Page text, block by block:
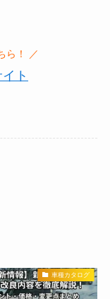
ら！ ／
ト
車種カタログ